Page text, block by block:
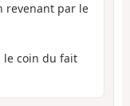
revenant par le
le coin du fait